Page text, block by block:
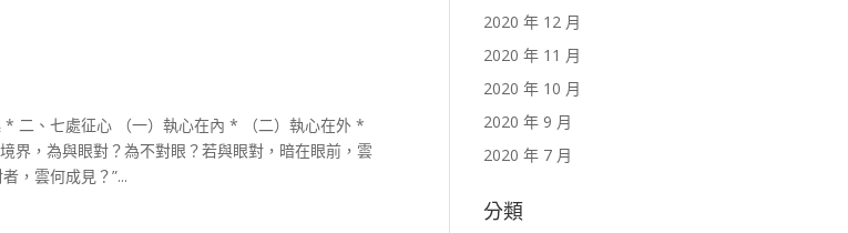
二、七處征心 （一）執心在內 * （二）執心在外 *
界，為與眼對？為不對眼？若與眼對，暗在眼前，雲
，雲何成見？”...
2020 年 12 月
2020 年 11 月
2020 年 10 月
2020 年 9 月
2020 年 7 月
分類